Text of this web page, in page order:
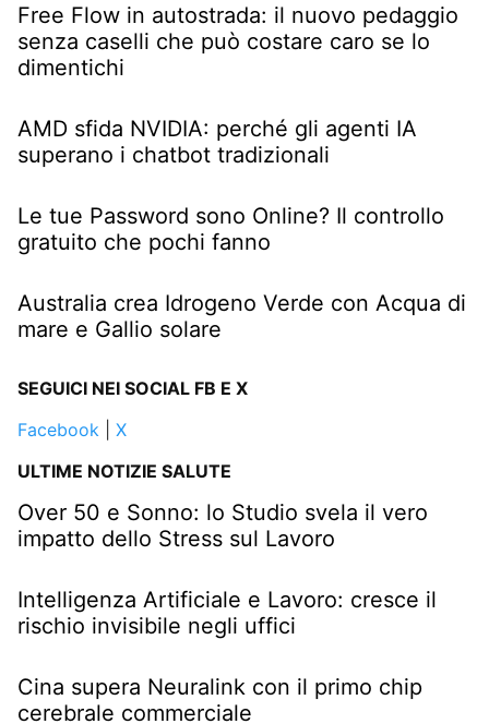
Free Flow in autostrada: il nuovo pedaggio
senza caselli che può costare caro se lo
dimentichi
AMD sfida NVIDIA: perché gli agenti IA
superano i chatbot tradizionali
Le tue Password sono Online? Il controllo
gratuito che pochi fanno
Australia crea Idrogeno Verde con Acqua di
mare e Gallio solare
SEGUICI NEI SOCIAL FB E X
Facebook
X
ULTIME NOTIZIE SALUTE
Over 50 e Sonno: lo Studio svela il vero
impatto dello Stress sul Lavoro
Intelligenza Artificiale e Lavoro: cresce il
rischio invisibile negli uffici
Cina supera Neuralink con il primo chip
cerebrale commerciale